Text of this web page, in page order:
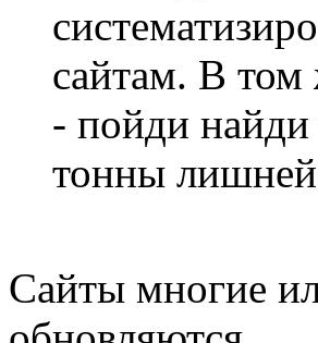
сайтам. В
- пойди найди
тонны
Сайты многие